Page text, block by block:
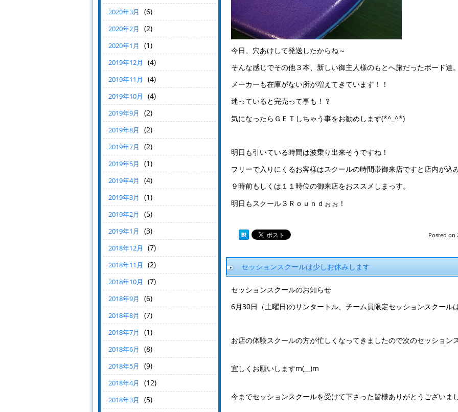
今日、穴あけして発送したからね～
そんな感じでその他３本、新しい御主人様のもとへ旅だったボード達
メーカーも在庫がない所が増えてきています！！
迷っていると完売って事も！？
気になったらＧＥＴしちゃう事をお勧めします(*^_^*)
明日も引いている時間は波乗り出来そうですね！
フリーで入りにくるお客様はスクールの時間帯御来店ですと店内が込
９時前もしくは１１時位の御来店をおススメしまっす。
明日もスクール３Ｒｏｕｎｄぉぉ！
Posted on
セッションスクールは少しお休みします
セッションスクールのお知らせ
6月30日（土曜日)のサンタートル、チーム員限定セッションスクール
お店の体験スクールの方が忙しくなってきましたので次のセッション
宜しくお願いしますm(__)m
今までセッションスクールを受けて下さった皆様ありがとうございま
2020年3月 (6)
2020年2月 (2)
2020年1月 (1)
2019年12月 (4)
2019年11月 (4)
2019年10月 (4)
2019年9月 (2)
2019年8月 (2)
2019年7月 (2)
2019年5月 (1)
2019年4月 (4)
2019年3月 (1)
2019年2月 (5)
2019年1月 (3)
2018年12月 (7)
2018年11月 (2)
2018年10月 (7)
2018年9月 (6)
2018年8月 (7)
2018年7月 (1)
2018年6月 (8)
2018年5月 (9)
2018年4月 (12)
2018年3月
(5)